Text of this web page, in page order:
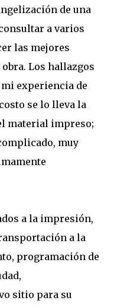
de una
a varios
las mejores
Los hallazgos
experiencia de
se lo lleva la
material impreso;
muy
a la impresión,
a la
programación de
sitio para su